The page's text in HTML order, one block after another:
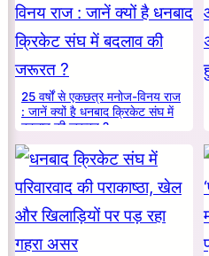
25 वर्षों से एकछत्र मनोज-विनय राज
: जानें क्यों है धनबाद क्रिकेट संघ में
बदलाव की जरूरत ?